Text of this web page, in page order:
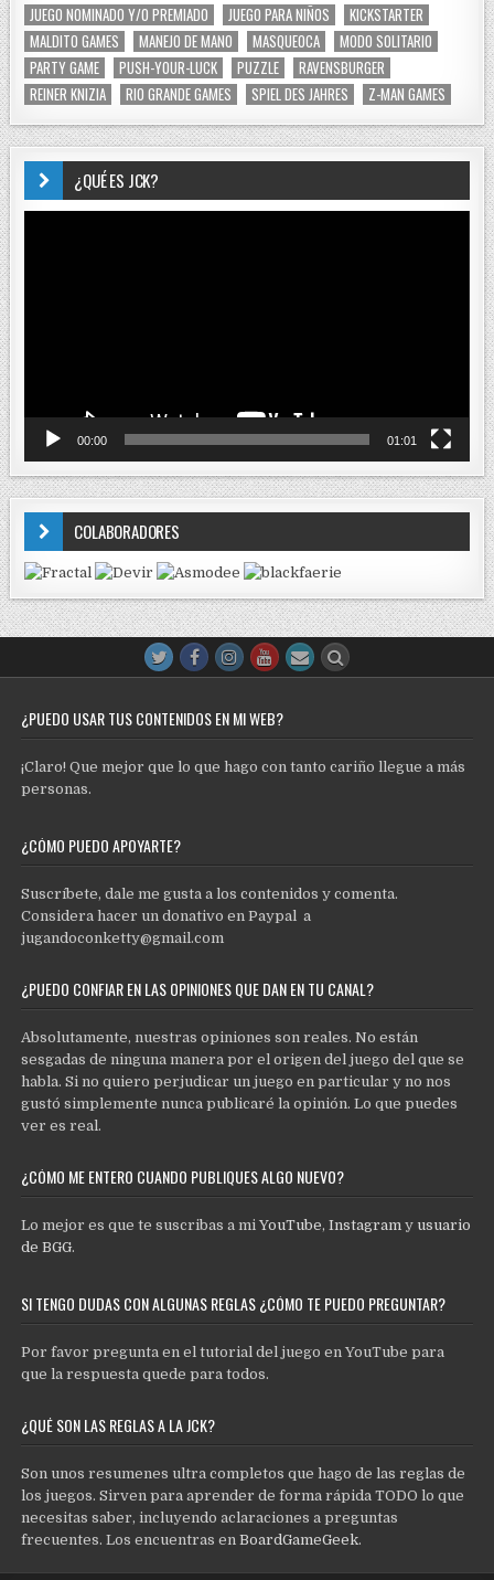
JUEGO NOMINADO Y/O PREMIADO
JUEGO PARA NIÑOS
KICKSTARTER
MALDITO GAMES
MANEJO DE MANO MASQUEOCA
MODO SOLITARIO
PARTY GAME
PUSH-YOUR-LUCK PUZZLE
RAVENSBURGER
REINER KNIZIA
RIO GRANDE GAMES SPIEL DES JAHRES Z-MAN GAMES
¿QUÉ ES JCK?
00:00 01:01
COLABORADORES
¿PUEDO USAR TUS CONTENIDOS EN MI WEB?
¡Claro! Que mejor que lo que hago con tanto cariño llegue a más
personas.
¿CÓMO PUEDO APOYARTE?
Suscríbete, dale me gusta a los contenidos y comenta.
Considera hacer un donativo en Paypal a
jugandoconketty@gmail.com
¿PUEDO CONFIAR EN LAS OPINIONES QUE DAN EN TU CANAL?
Absolutamente, nuestras opiniones son reales. No están
sesgadas de ninguna manera por el origen del juego del que se
habla. Si no quiero perjudicar un juego en particular y no nos
gustó simplemente nunca publicaré la opinión. Lo que puedes
ver es real.
¿CÓMO ME ENTERO CUANDO PUBLIQUES ALGO NUEVO?
Lo mejor es que te suscribas a miYouTube,Instagram y usuario
de BGG.
SI TENGO DUDAS CON ALGUNAS REGLAS ¿CÓMO TE PUEDO PREGUNTAR?
Por favor pregunta en el tutorial del juego en YouTube para
que la respuesta quede para todos.
¿QUÉ SON LAS REGLAS A LA JCK?
Son unos resumenes ultra completos que hago de las reglas de
los juegos. Sirven para aprender de forma rápida TODO lo que
necesitas saber, incluyendo aclaraciones a preguntas
frecuentes. Los encuentras enBoardGameGeek.